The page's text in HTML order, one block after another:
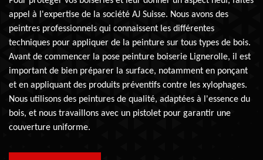
appel à l'expertise de la société AJ Suisse. Nous avons des
peintres professionnels qui connaissent les différentes
techniques pour appliquer de la peinture sur tous types de bois.
Avant de commencer la pose peinture boiserie Lignerolle, il est
important de bien préparer la surface, notamment en ponçant
et en appliquant des produits préventifs contre les xylophages.
Nous utilisons des peintures de qualité, adaptées à l'essence du
bois, et nous travaillons avec un pistolet pour garantir une
couverture uniforme.